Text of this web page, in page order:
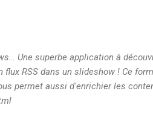
Une superbe application à
RSS dans un slideshow ! Ce
permet aussi d'enrichier les